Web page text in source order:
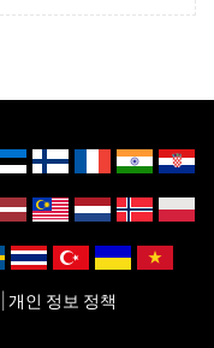
개인 정보 정책